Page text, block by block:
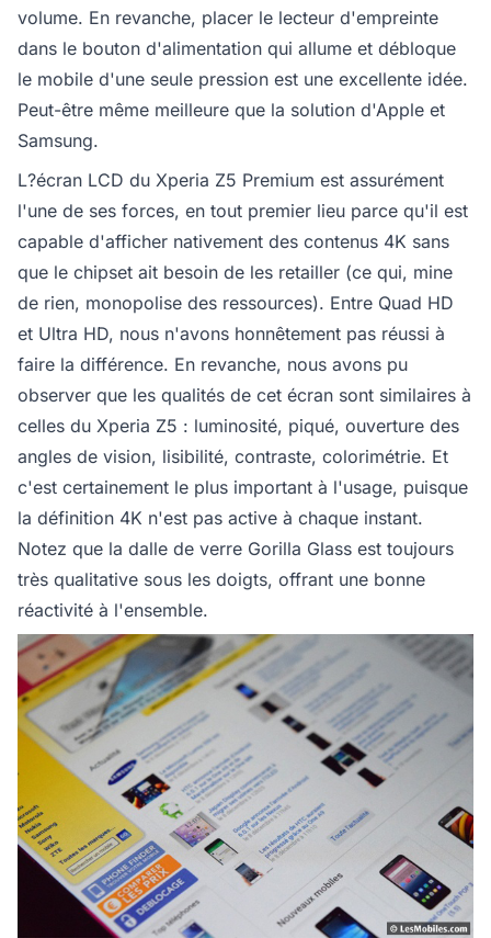
volume. En revanche, placer le lecteur d'empreinte
dans le bouton d'alimentation qui allume et débloque
le mobile d'une seule pression est une excellente idée.
Peut-être même meilleure que la solution d'Apple et
Samsung.
L?écran LCD du Xperia Z5 Premium est assurément
l'une de ses forces, en tout premier lieu parce qu'il est
capable d'afficher nativement des contenus 4K sans
que le chipset ait besoin de les retailler (ce qui, mine
de rien, monopolise des ressources). Entre Quad HD
et Ultra HD, nous n'avons honnêtement pas réussi à
faire la différence. En revanche, nous avons pu
observer que les qualités de cet écran sont similaires à
celles du Xperia Z5 : luminosité, piqué, ouverture des
angles de vision, lisibilité, contraste, colorimétrie. Et
c'est certainement le plus important à l'usage, puisque
la définition 4K n'est pas active à chaque instant.
Notez que la dalle de verre Gorilla Glass est toujours
très qualitative sous les doigts, offrant une bonne
réactivité à l'ensemble.